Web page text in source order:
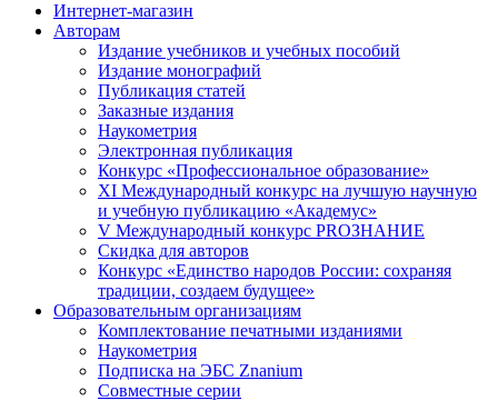
Интернет-магазин
Авторам
Издание учебников и учебных пособий
Издание монографий
Публикация статей
Заказные издания
Наукометрия
Электронная публикация
Конкурс «Профессиональное образование»
XI Международный конкурс на лучшую научную
и учебную публикацию «Академус»
V Международный конкурс PROЗНАНИЕ
Скидка для авторов
Конкурс «Единство народов России: сохраняя
традиции, создаем будущее»
Образовательным организациям
Комплектование печатными изданиями
Наукометрия
Подписка на ЭБС Znanium
Совместные серии